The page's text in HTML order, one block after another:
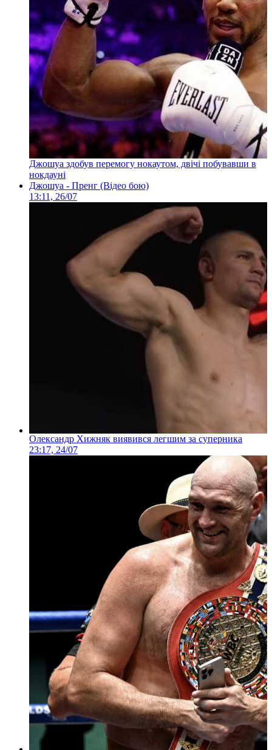
Джошуа здобув перемогу нокаутом, двічі побувавши в
нокдауні
Джошуа - Пренг (Відео бою)
13:11, 26/07
Олександр Хижняк виявився легшим за суперника
23:17, 24/07